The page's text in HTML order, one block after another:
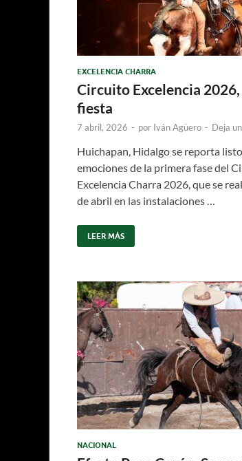
EXCELENCIA CHARRA
Circuito Excelencia
fiesta
7 abril, 2026 - por Iván Agüero - Deja
Huichapan, Hidalgo se reporta
emociones de la primera fase del
Excelencia Charra 2026, que se
de abril en las instalaciones …
LEER MÁS
NACIONAL